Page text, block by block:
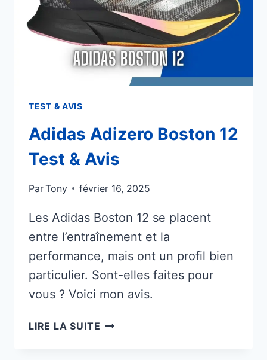
TEST & AVIS
Adidas Adizero Boston 12
Test & Avis
ParTony février 16, 2025
Les Adidas Boston 12 se placent
entre l’entraînement et la
performance, mais ont un profil bien
particulier. Sont-elles faites pour
vous ? Voici mon avis.
LIRE LA SUITE ADIDAS